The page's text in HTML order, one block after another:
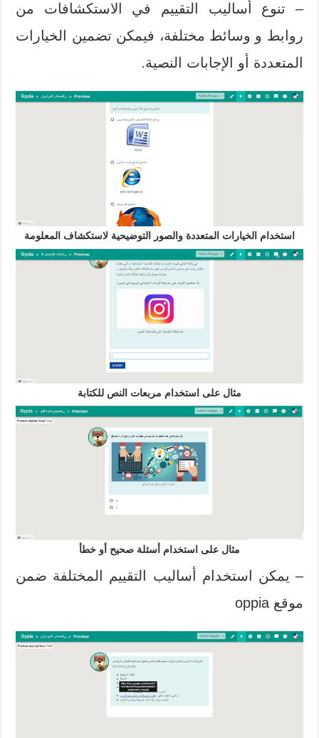
– تنوع أساليب التقييم في الاستكشافات من
روابط و وسائط مختلفة، فيمكن تضمين الخيارات
المتعددة أو الإجابات النصية.
استخدام الخيارات المتعددة والصور التوضيحية لاستكشاف المعلومة
مثال على استخدام مربعات النص للكتابة
مثال على استخدام أسئلة صحيح أو خطأ
– يمكن استخدام أساليب التقييم المختلفة ضمن
موقع oppia